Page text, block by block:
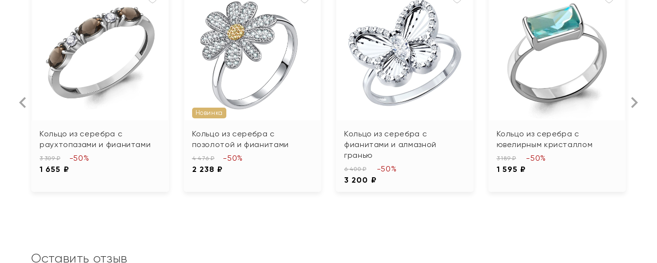
Кольцо из серебра с
раухтопазами и фианитами
3 309 ₽
1 655 ₽
-50%
Новинка
Кольцо из серебра с
позолотой и фианитами
4 476 ₽
2 238 ₽
-50%
Кольцо из серебра с
фианитами и алмазной
гранью
6 400 ₽
3 200 ₽
-50%
Кольцо из серебра с
ювелирным кристаллом
3 189 ₽
1 595 ₽
-50%
Оставить отзыв